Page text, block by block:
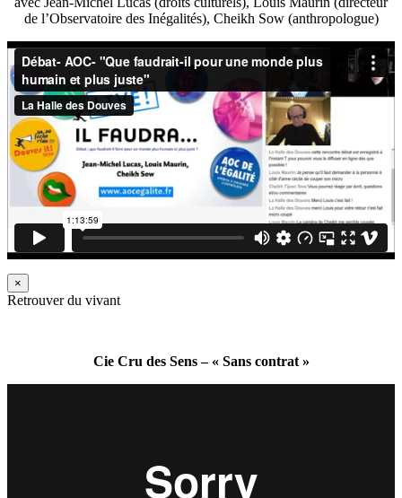
de l’Observatoire des Inégalités), Cheikh Sow (anthropologue)
×
Retrouver du vivant
Cie Cru des Sens – « Sans contrat »